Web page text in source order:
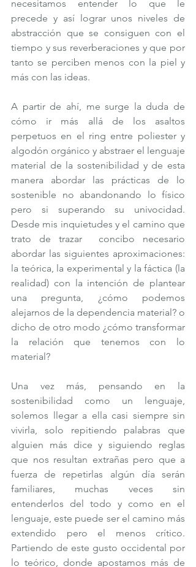
necesitamos entender lo que le
precede y así lograr unos niveles de
abstracción que se consiguen con el
tiempo y sus reverberaciones y que por
tanto se perciben menos con la piel y
más con las ideas.
A partir de ahí, me surge la duda de
cómo ir más allá de los asaltos
perpetuos en el ring entre poliester y
algodón orgánico y abstraer el lenguaje
material de la sostenibilidad y de esta
manera abordar las prácticas de lo
sostenible no abandonando lo físico
pero si superando su univocidad.
Desde mis inquietudes y el camino que
trato de trazar  concibo necesario
abordar las siguientes aproximaciones:
la teórica, la experimental y la fáctica (la
realidad) con la intención de plantear
una pregunta, ¿cómo podemos
alejarnos de la dependencia material? o
dicho de otro modo ¿cómo transformar
la relación que tenemos con lo
material?
Una vez más, pensando en la
sostenibilidad como un lenguaje,
solemos llegar a ella casi siempre sin
vivirla, solo repitiendo palabras que
alguien más dice y siguiendo reglas
que nos resultan extrañas pero que a
fuerza de repetirlas algún día serán
familiares, muchas veces sin
entenderlos del todo y como en el
lenguaje, este puede ser el camino más
extendido pero el menos crítico.
Partiendo de este gusto occidental por
lo teórico, donde apostamos más de